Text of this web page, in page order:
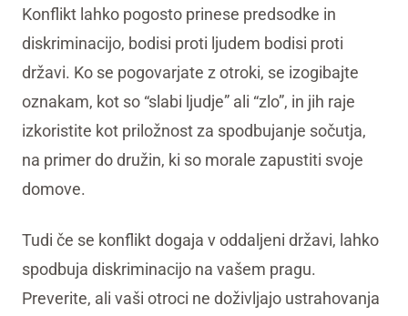
Konflikt lahko pogosto prinese predsodke in
diskriminacijo, bodisi proti ljudem bodisi proti
državi. Ko se pogovarjate z otroki, se izogibajte
oznakam, kot so “slabi ljudje” ali “zlo”, in jih raje
izkoristite kot priložnost za spodbujanje sočutja,
na primer do družin, ki so morale zapustiti svoje
domove.
Tudi če se konflikt dogaja v oddaljeni državi, lahko
spodbuja diskriminacijo na vašem pragu.
Preverite, ali vaši otroci ne doživljajo ustrahovanja